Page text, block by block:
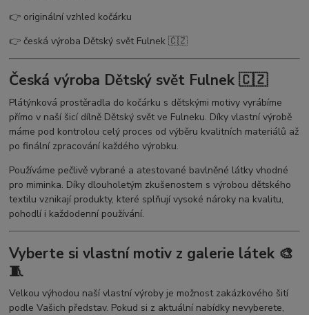
👉 originální vzhled kočárku
👉 česká výroba Dětský svět Fulnek 🇨🇿
Česká výroba Dětský svět Fulnek 🇨🇿
Plátýnková prostěradla do kočárku s dětskými motivy vyrábíme
přímo v naší šicí dílně Dětský svět ve Fulneku. Díky vlastní výrobě
máme pod kontrolou celý proces od výběru kvalitních materiálů až
po finální zpracování každého výrobku.
Používáme pečlivě vybrané a atestované bavlněné látky vhodné
pro miminka. Díky dlouholetým zkušenostem s výrobou dětského
textilu vznikají produkty, které splňují vysoké nároky na kvalitu,
pohodlí i každodenní používání.
Vyberte si vlastní motiv z galerie látek 🎨
🧵
Velkou výhodou naší vlastní výroby je možnost zakázkového šití
podle Vašich představ. Pokud si z aktuální nabídky nevyberete,